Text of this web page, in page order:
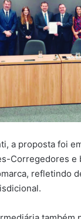
a proposta foi
Corregedores e
refletindo